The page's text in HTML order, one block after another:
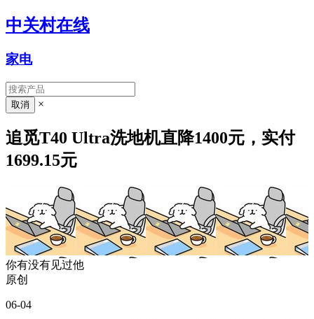
中关村在线
家电
×
追觅T40 Ultra洗地机直降1400元，实付
1699.15元
你有没有见过他
原创
06-04